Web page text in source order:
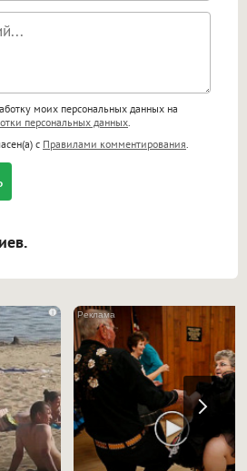
<i>, <em>, <s>, <big>,
<pre>, <ul>, <ol>, <li>,
экранирует HTML,
становятся
img] будет
моих персональных данных на
персональных данных
с Правилами комментирования
i